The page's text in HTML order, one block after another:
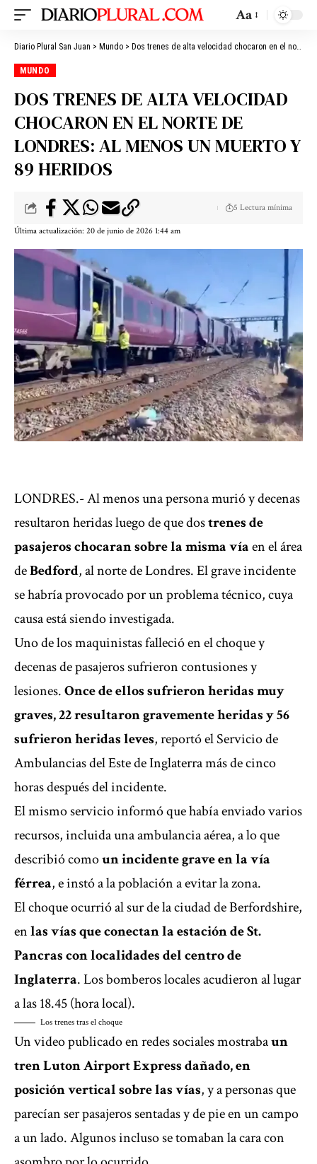
Aa
Diario Plural San Juan > Mundo > Dos trenes de alta velocidad chocaron en el norte de Londres: al menos un muerto y 89 heridos
MUNDO
DOS TRENES DE ALTA VELOCIDAD
CHOCARON EN EL NORTE DE
LONDRES: AL MENOS UN MUERTO Y
89 HERIDOS
Última actualización: 20 de junio de 2026 1:44 am
5 Lectura mínima
LONDRES.- Al menos una persona murió y decenas
resultaron heridas luego de que dostrenes de
pasajeros chocaran sobre la misma víaen el área
deBedford, al norte deLondres. El grave ‌incidente
se habría provocado por un problema técnico, cuya
causa está siendo investigada.
Uno de los maquinistas falleció en el choque y
decenas de pasajeros sufrieron contusiones y
lesiones.Once de ellos sufrieron heridas muy
graves, 22 resultaron gravemente heridas y 56
sufrieron heridas leves, reportó el Servicio de
Ambulancias del Este deInglaterramás de cinco
horas después del incidente.
El mismo servicio informó que había enviado varios
recursos, incluida ​una ambulancia aérea, a lo que
describió ⁠comoun incidente grave en la ‌vía
férrea, e instó a la población a evitar la zona.
El choque ocurrió al sur de la ciudad de Berfordshire,
enlas vías que conectan la estación de St.
Pancras con localidades del centro de
Inglaterra. Los bomberos locales acudieron al lugar
a las 18.45 (hora local).
Los trenes tras el choque
Un video publicado en redes sociales mostrabaun
tren Luton Airport Express dañado,en
posición vertical sobre las vías, y a personas que
parecían ser pasajeros sentadas y de pie en un campo
a un lado. Algunos incluso se tomaban la cara con